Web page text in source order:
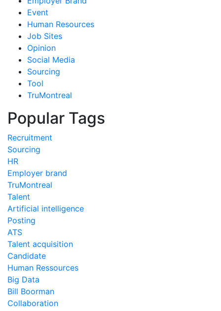
Event
Human Resources
Job Sites
Opinion
Social Media
Sourcing
Tool
TruMontreal
Popular Tags
Recruitment
Sourcing
HR
Employer brand
TruMontreal
Talent
Artificial intelligence
Posting
ATS
Talent acquisition
Candidate
Human Ressources
Big Data
Bill Boorman
Collaboration